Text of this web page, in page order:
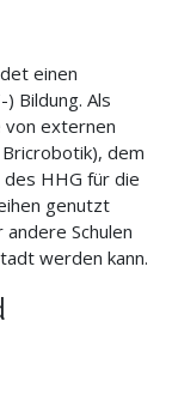
einen
Bildung. Als
von externen
dem
HHG für die
genutzt
Schulen
werden kann.